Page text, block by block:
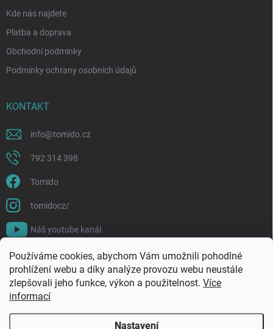
Používáme cookies, abychom Vám umožnili pohodlné
prohlížení webu a díky analýze provozu webu neustále
zlepšovali jeho funkce, výkon a použitelnost. Více
informací
Nastavení
Kde nás najdete
Platba a doprava
Obchodní podmínky
Podmínky ochrany osobních údajů
KONTAKT
info@tomido.cz
792 314 398
Tomido
tomidocz/
Náš youtube kanál.